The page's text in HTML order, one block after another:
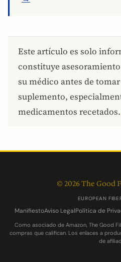
Este artículo es solo
constituye
su médico antes de
suplemento,
medicamentos recetados.
© 2026 The Good
EUROPEAN
ManifiestoAviso LegalPolítica de
Como asociado de Amazon, The Good
compras que califican. Los enlaces a
de